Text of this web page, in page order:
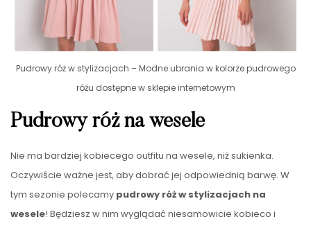
Pudrowy róż w stylizacjach – Modne ubrania w kolorze pudrowego
różu dostępne w sklepie internetowym
Pudrowy róż na wesele
Nie ma bardziej kobiecego outfitu na wesele, niż sukienka.
Oczywiście ważne jest, aby dobrać jej odpowiednią barwę. W
tym sezonie polecamy pudrowy róż w stylizacjach na
wesele! Będziesz w nim wyglądać niesamowicie kobieco i